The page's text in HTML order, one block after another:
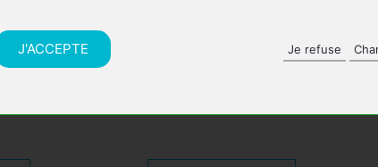
J'ACCEPTE Je refuse
cyberarnaque : un